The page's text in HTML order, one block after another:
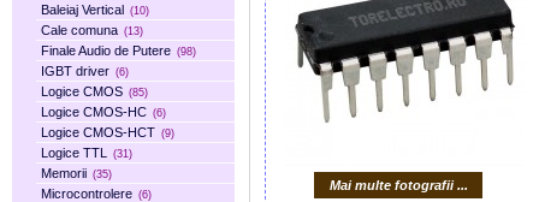
Baleiaj Vertical (10)
Cale comuna (13)
Finale Audio de Putere (98)
IGBT driver (6)
Logice CMOS (85)
Logice CMOS-HC (6)
Logice CMOS-HCT (9)
Logice TTL (31)
Memorii (35)
Microcontrolere (6)
Mai multe fotografii ...